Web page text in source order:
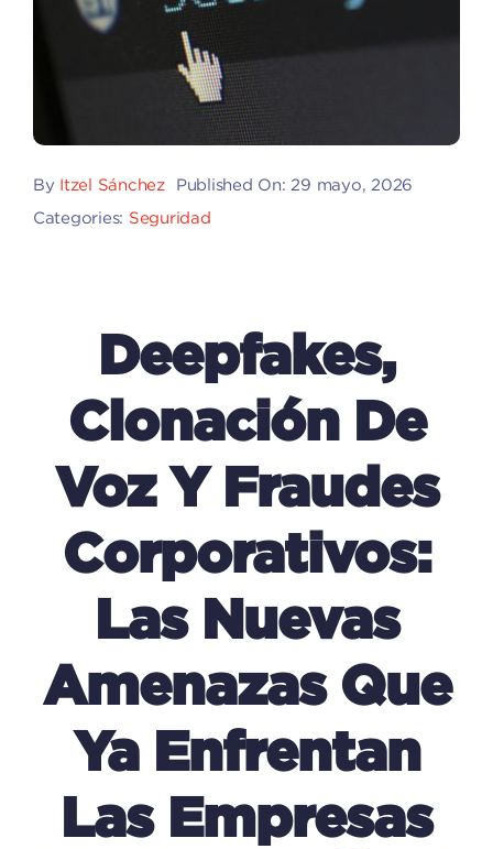
By Itzel Sánchez
Published On: 29 mayo, 2026
Categories: Seguridad
Deepfakes,
Clonación De
Voz Y Fraudes
Corporativos:
LAs Nuevas
Amenazas Que
Ya Enfrentan
Las Empresas